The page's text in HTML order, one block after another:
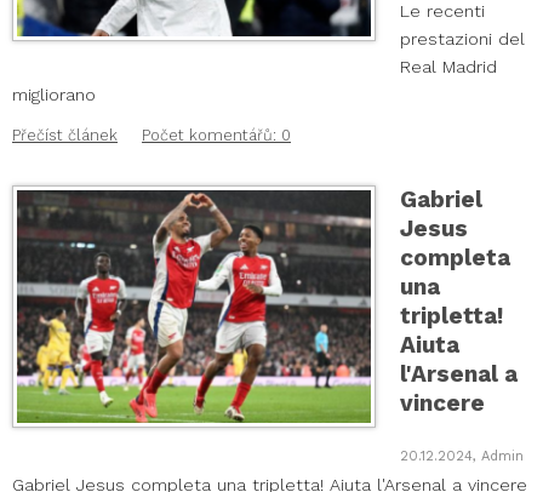
Le recenti
prestazioni del
Real Madrid
migliorano
Přečíst článek Počet komentářů: 0
Gabriel
Jesus
completa
una
tripletta!
Aiuta
l'Arsenal a
vincere
20.12.2024, Admin
Gabriel Jesus completa una tripletta! Aiuta l'Arsenal a vincere